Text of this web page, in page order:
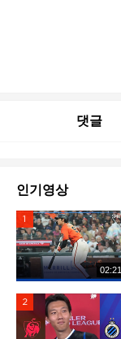
댓글
인기영상
02:21